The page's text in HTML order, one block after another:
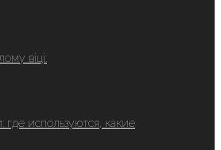
віці:
используются, какие